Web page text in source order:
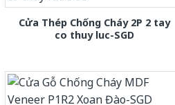
Cửa Thép Chống Cháy 2P 2 tay
co thuy luc-SGD